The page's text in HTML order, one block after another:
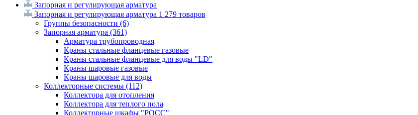
Запорная и регулирующая арматура
Запорная и регулирующая арматура 1 279 товаров
Группы безопасности (6)
Запорная арматура (361)
Арматура трубопроводная
Краны стальные фланцевые газовые
Краны стальные фланцевые для воды "LD"
Краны шаровые газовые
Краны шаровые для воды
Коллекторные системы (112)
Коллектора для отопления
Коллектора для теплого пола
Коллекторные шкафы "РОСС"